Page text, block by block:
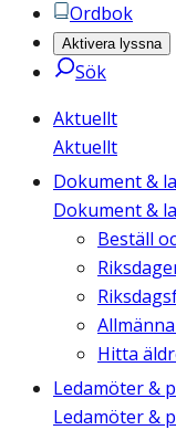
Ordbok
Aktivera lyssna
Sök
Aktuellt
Aktuellt
Dokument &
Dokument &
Beställ
Hitta
Ledamöter &
Ledamöter &